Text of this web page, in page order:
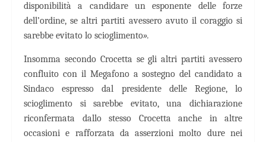
disponibilità a candidare un esponente delle forze
dell’ordine, se altri partiti avessero avuto il coraggio si
sarebbe evitato lo scioglimento».
Insomma secondo Crocetta se gli altri partiti avessero
confluito con il Megafono a sostegno del candidato a
Sindaco espresso dal presidente delle Regione, lo
scioglimento si sarebbe evitato, una dichiarazione
riconfermata dallo stesso Crocetta anche in altre
occasioni e rafforzata da asserzioni molto dure nei